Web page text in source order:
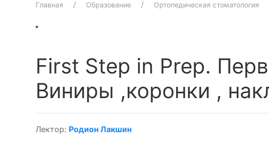
Главная Образование Ортопедическая стоматология
First Step in Prep.
Виниры ,коронки ,
Лектор: Родион Лакшин